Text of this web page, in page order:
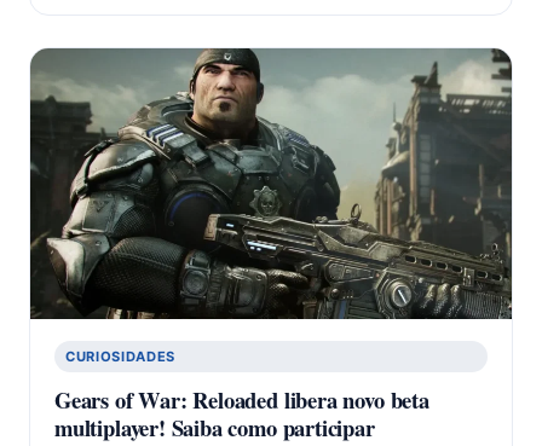
CURIOSIDADES
Gears of War: Reloaded libera novo beta
multiplayer! Saiba como participar